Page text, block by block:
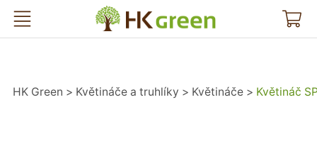
HK Green
HK Green Květináče a truhlíky Květináče Květináč